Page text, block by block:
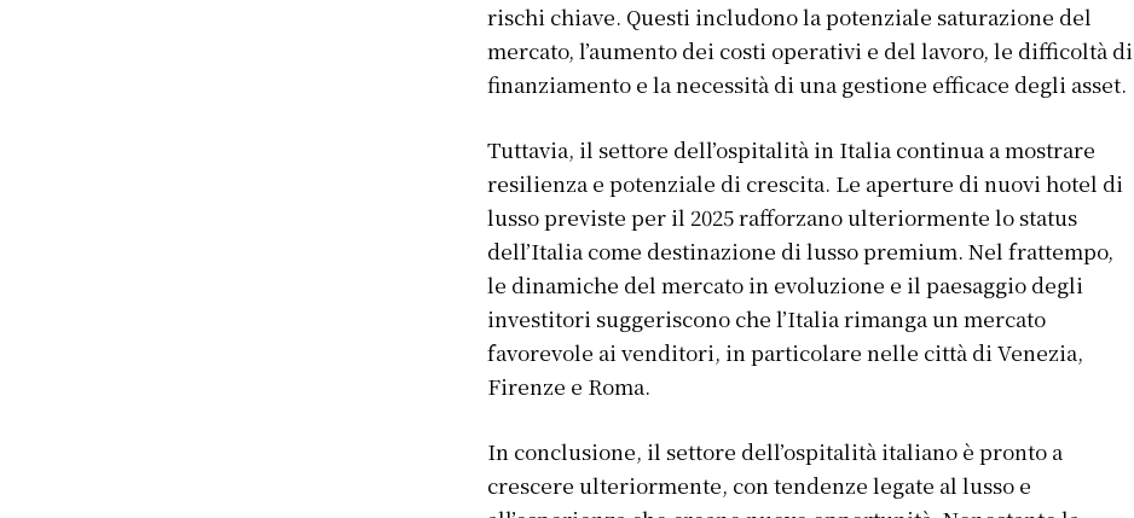
rischi chiave. Questi includono la potenziale saturazione del
mercato, l’aumento dei costi operativi e del lavoro, le difficoltà di
finanziamento e la necessità di una gestione efficace degli asset.
Tuttavia, il settore dell’ospitalità in Italia continua a mostrare
resilienza e potenziale di crescita. Le aperture di nuovi hotel di
lusso previste per il 2025 rafforzano ulteriormente lo status
dell’Italia come destinazione di lusso premium. Nel frattempo,
le dinamiche del mercato in evoluzione e il paesaggio degli
investitori suggeriscono che l’Italia rimanga un mercato
favorevole ai venditori, in particolare nelle città di Venezia,
Firenze e Roma.
In conclusione, il settore dell’ospitalità italiano è pronto a
crescere ulteriormente, con tendenze legate al lusso e